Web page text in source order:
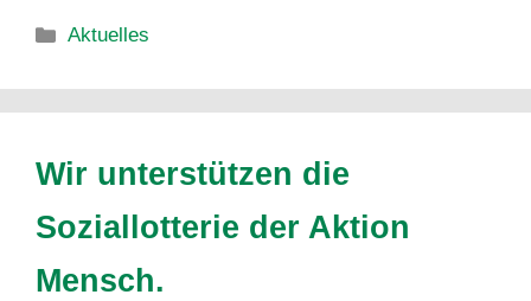
Aktuelles
Wir unterstützen die
Soziallotterie der Aktion
Mensch.